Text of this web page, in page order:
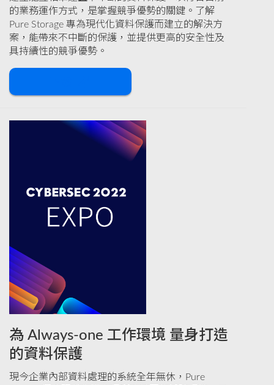
的業務運作方式，是掌握競爭優勢的關鍵。了解
Pure Storage 專為現代化資料保護而建立的解決方
案，能帶來不中斷的保護，並提供更高的安全性及
具持續性的競爭優勢。
為 Always-one 工作環境 量身打造
的資料保護
現今企業內部資料處理的系統全年無休，Pure